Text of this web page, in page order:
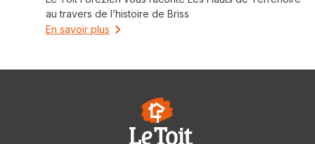
au travers de l’histoire de Briss
En savoir plus